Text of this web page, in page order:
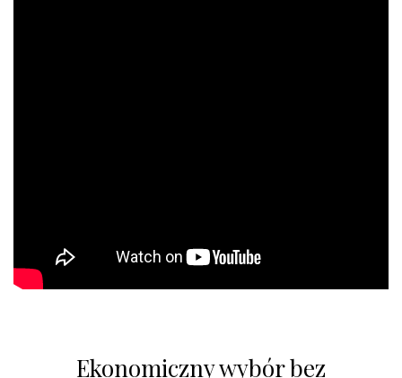
Ekonomiczny wybór bez